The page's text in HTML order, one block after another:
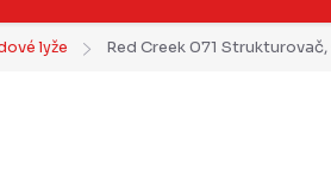
lyže Red Creek 071